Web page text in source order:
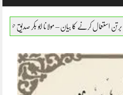
ابو بکر صدیق حفظہ اللہ اہل کتاب کے برتن